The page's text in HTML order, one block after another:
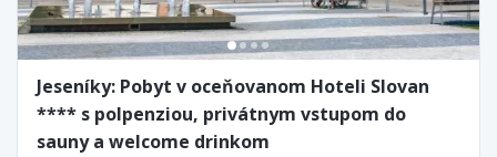
Jeseníky: Pobyt v oceňovanom Hoteli Slovan
**** s polpenziou, privátnym vstupom do
sauny a welcome drinkom